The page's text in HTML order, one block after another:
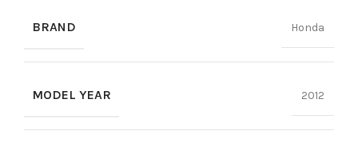
BRAND Honda
MODEL YEAR 2012